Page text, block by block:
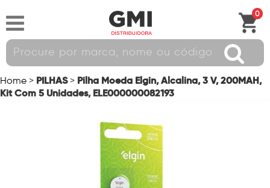
0
Home > PILHAS > Pilha Moeda Elgin, Alcalina, 3 V, 200MAH,
Kit Com 5 Unidades, ELE000000082193